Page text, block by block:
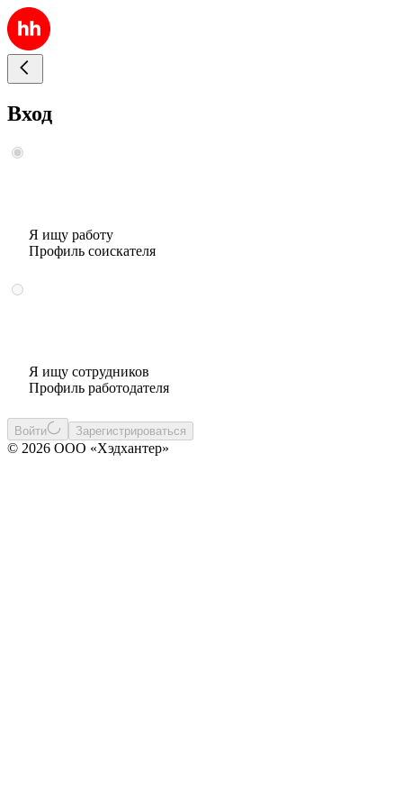
Вход
Я ищу работу
Профиль соискателя
Я ищу сотрудников
Профиль работодателя
Войти Зарегистрироваться
© 2026 ООО «Хэдхантер»